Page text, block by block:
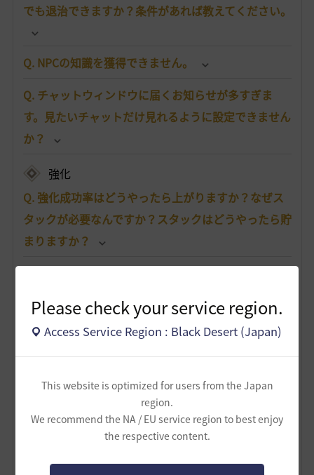
Please check your service region.
Access Service Region : Black Desert (Japan)
This website is optimized for users from the Japan
region.
We recommend the NA / EU service region to best enjoy
the respective content.
でも退治できますか？条件があれば教えてください。
Q. NPCの知識を獲得できません。
Q. チャットウィンドウに届くお知らせが多すぎま
す。見たいチャットだけ見れるように設定できません
か？
強化
Q. 強化成功率はどうやったら上がりますか？なぜス
タックが必要なんですか？スタックはどうやったら貯
まりますか？
とはできますか？
すか？また、装備ごとに必要な材料があれば知りた
いです。